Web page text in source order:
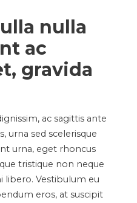
nulla
ac
gravida
ac sagittis ante
urna sed scelerisque
urna, eget rhoncus
tristique non neque
libero. Vestibulum eu
eros, at suscipit